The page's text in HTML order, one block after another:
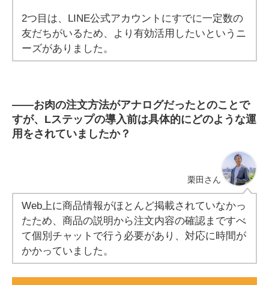
2つ目は、LINE公式アカウントにすでに一定数の
友だちがいるため、より有効活用したいというニ
ーズがありました。
――お肉の注文方法がアナログだったとのことで
すが、Lステップの導入前は具体的にどのような運
用をされていましたか？
栗田 さん
Web上に商品情報がほとんど掲載されていなかっ
たため、商品の説明から注文内容の確認まですべ
て個別チャットで行う必要があり、対応に時間が
かかっていました。